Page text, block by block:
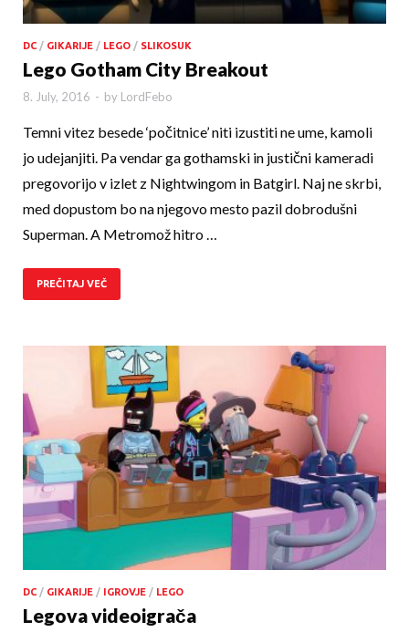
DC / GIKARIJE / LEGO / SLIKOSUK
Lego Gotham City Breakout
8. July, 2016 - by LordFebo
Temni vitez besede ‘počitnice’ niti izustiti ne ume, kamoli
jo udejanjiti. Pa vendar ga gothamski in jus­tični kameradi
pregovorijo v izlet z Nightwingom in Batgirl. Naj ne skrbi,
med dopustom bo na njegovo mesto pazil dobrodušni
Superman. A Metromož hitro …
PREČITAJ VEČ
DC / GIKARIJE / IGROVJE / LEGO
Legova videoigrača